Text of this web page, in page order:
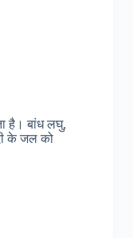
है। बांध लघु,
के जल को